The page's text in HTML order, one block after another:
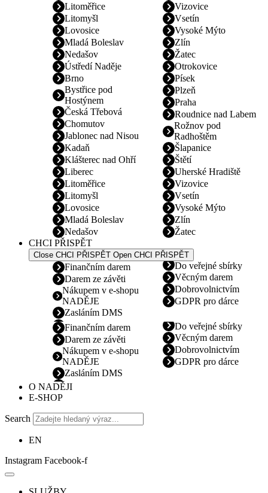
Litoměřice
Litomyšl
Lovosice
Mladá Boleslav
Nedašov
Vizovice
Vsetín
Vysoké Mýto
Zlín
Žatec
Ústředí Naděje
Brno
Bystřice pod
Hostýnem
Česká Třebová
Chomutov
Jablonec nad Nisou
Kadaň
Klášterec nad Ohří
Liberec
Litoměřice
Litomyšl
Lovosice
Mladá Boleslav
Nedašov
Otrokovice
Písek
Plzeň
Praha
Roudnice nad Labem
Rožnov pod
Radhoštěm
Šlapanice
Štětí
Uherské Hradiště
Vizovice
Vsetín
Vysoké Mýto
Zlín
Žatec
CHCI PŘISPĚT
Close CHCI PŘISPĚT Open CHCI PŘISPĚT
Finančním darem
Darem ze závěti
Nákupem v e-shopu
NADĚJE
Zasláním DMS
Do veřejné sbírky
Věcným darem
Dobrovolnictvím
GDPR pro dárce
Finančním darem
Darem ze závěti
Nákupem v e-shopu
NADĚJE
Zasláním DMS
Do veřejné sbírky
Věcným darem
Dobrovolnictvím
GDPR pro dárce
O NADĚJI
E-SHOP
Search
EN
Instagram Facebook-f